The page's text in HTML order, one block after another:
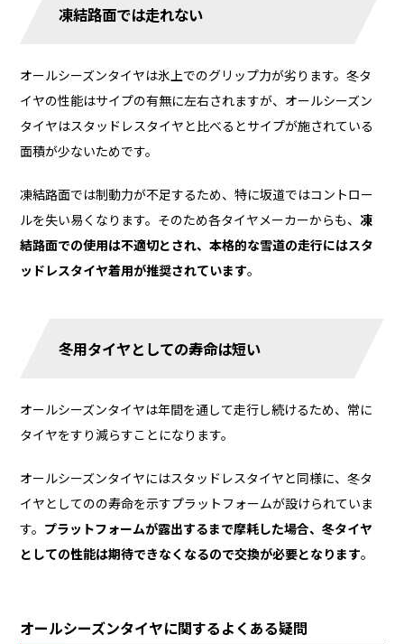
凍結路面では走れない
オールシーズンタイヤは氷上でのグリップ力が劣ります。冬タ
イヤの性能はサイプの有無に左右されますが、オールシーズン
タイヤはスタッドレスタイヤと比べるとサイプが施されている
面積が少ないためです。
凍結路面では制動力が不足するため、特に坂道ではコントロー
ルを失い易くなります。そのため各タイヤメーカーからも、凍
結路面での使用は不適切とされ、本格的な雪道の走行にはスタ
ッドレスタイヤ着用が推奨されています。
冬用タイヤとしての寿命は短い
オールシーズンタイヤは年間を通して走行し続けるため、常に
タイヤをすり減らすことになります。
オールシーズンタイヤにはスタッドレスタイヤと同様に、冬タ
イヤとしてのの寿命を示すプラットフォームが設けられていま
す。 プラットフォームが露出するまで摩耗した場合、冬タイヤ
としての性能は期待できなくなるので交換が必要となります。
オールシーズンタイヤに関するよくある疑問